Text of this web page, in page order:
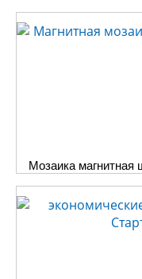
Мозаика магнитная